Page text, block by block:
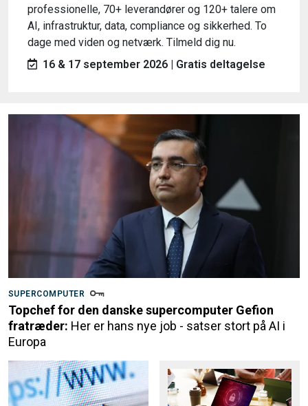
professionelle, 70+ leverandører og 120+ talere om
AI, infrastruktur, data, compliance og sikkerhed. To
dage med viden og netværk. Tilmeld dig nu.
16 & 17 september 2026 | Gratis deltagelse
SUPERCOMPUTER
Topchef for den danske supercomputer Gefion
fratræder: Her er hans nye job - satser stort på AI i
Europa